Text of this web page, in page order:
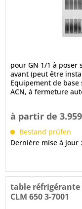
pour GN 1/1 à
avant (peut être
Equipement de
ACN, à fermeture
à partir de
Bestand prüfen
Dernière mise à jour
table
CLM 650 3-7001